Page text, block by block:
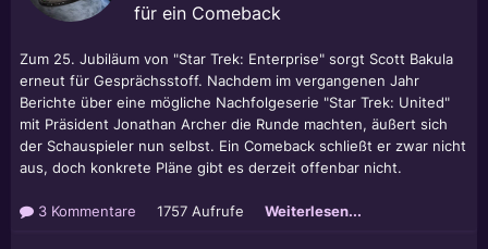
für ein Comeback
Zum 25. Jubiläum von "Star Trek: Enterprise" sorgt Scott Bakula
erneut für Gesprächsstoff. Nachdem im vergangenen Jahr
Berichte über eine mögliche Nachfolgeserie "Star Trek: United"
mit Präsident Jonathan Archer die Runde machten, äußert sich
der Schauspieler nun selbst. Ein Comeback schließt er zwar nicht
aus, doch konkrete Pläne gibt es derzeit offenbar nicht.
3 Kommentare 1757 Aufrufe Weiterlesen...